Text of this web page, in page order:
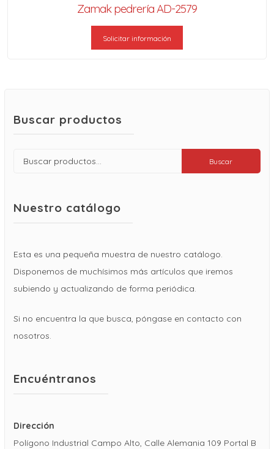
Zamak pedrería AD-2579
Solicitar información
Buscar productos
Buscar
Buscar
Nuestro catálogo
Esta es una pequeña muestra de nuestro catálogo.
Disponemos de muchísimos más artículos que iremos
subiendo y actualizando de forma periódica.
Si no encuentra la que busca, póngase en contacto con
nosotros.
Encuéntranos
Dirección
Polígono Industrial Campo Alto, Calle Alemania 109 Portal B